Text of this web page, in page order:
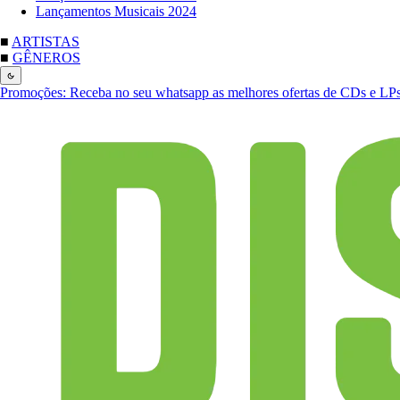
Lançamentos Musicais 2024
■ ARTISTAS
■ GÊNEROS
Promoções: Receba no seu whatsapp as melhores ofertas de CDs e